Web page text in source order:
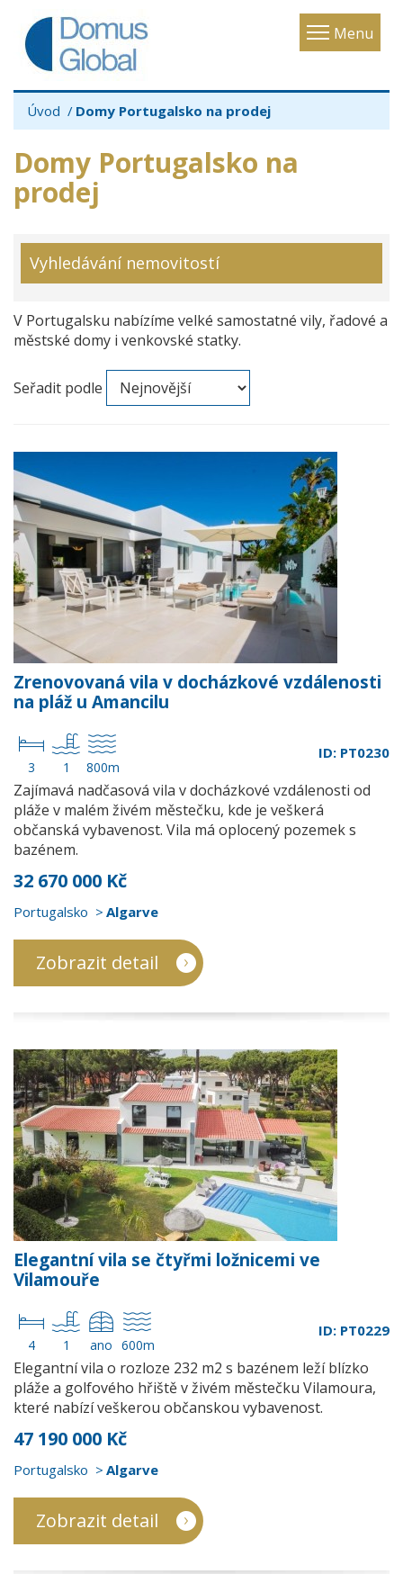
Menu
Toggle
Úvod Domy Portugalsko na prodej
Domy Portugalsko na
prodej
Vyhledávání nemovitostí
V Portugalsku nabízíme velké samostatné vily, řadové a
městské domy i venkovské statky.
Seřadit podle
Zrenovovaná vila v docházkové vzdálenosti
na pláž u Amancilu
3 1 800m
ID: PT0230
Zajímavá nadčasová vila v docházkové vzdálenosti od
pláže v malém živém městečku, kde je veškerá
občanská vybavenost. Vila má oplocený pozemek s
bazénem.
32 670 000 Kč
Portugalsko Algarve
Zobrazit detail
Elegantní vila se čtyřmi ložnicemi ve
Vilamouře
4 1 ano 600m
ID: PT0229
Elegantní vila o rozloze 232 m2 s bazénem leží blízko
pláže a golfového hřiště v živém městečku Vilamoura,
které nabízí veškerou občanskou vybavenost.
47 190 000 Kč
Portugalsko Algarve
Zobrazit detail